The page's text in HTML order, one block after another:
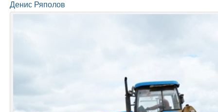
Денис Ряполов